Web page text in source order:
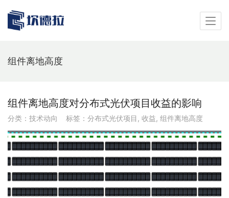
组件离地高度
组件离地高度对分布式光伏项目收益的影响
分类： 技术动向 标签： 分布式光伏项目 , 收益, 组件离地高度